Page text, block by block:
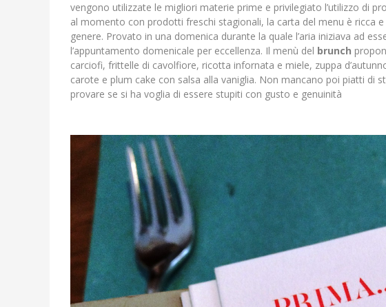
vengono utilizzate le migliori materie prime e privilegiato l’utilizzo di
al momento con prodotti freschi stagionali, la carta del menu è ricca
genere. Provato in una domenica durante la quale l’aria iniziava ad
l’appuntamento domenicale per eccellenza. Il menù del brunch
carciofi, frittelle di cavolfiore, ricotta infornata e miele, zuppa
carote e plum cake con salsa alla vaniglia. Non mancano poi piatti di
provare se si ha voglia di essere stupiti con gusto e genuinità